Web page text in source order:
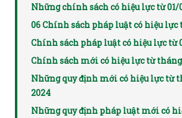
Những chính sách có hiệu lực từ 01/
06 Chính sách pháp luật có hiệu lực
Chính sách pháp luật có hiệu lực từ
Chính sách mới có hiệu lực từ
Những quy định mới có hiệu lực từ
2024
Những quy định pháp luật mới có